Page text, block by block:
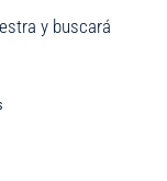
y buscará